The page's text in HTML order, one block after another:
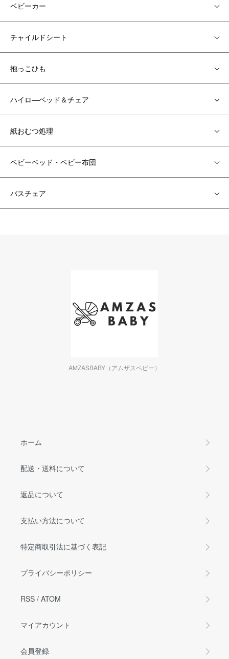
ベビーカー
チャイルドシート
抱っこひも
ハイロ―ベッド＆チェア
紙おむつ処理
ベビーベッド・ベビー布団
バスチェア
AMZASBABY（アムザスベビー）
ホーム
配送・送料について
返品について
支払い方法について
特定商取引法に基づく表記
プライバシーポリシー
RSS / ATOM
マイアカウント
会員登録